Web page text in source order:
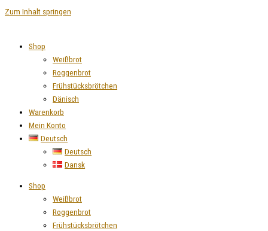
Zum Inhalt springen
Shop
Weißbrot
Roggenbrot
Frühstücksbrötchen
Dänisch
Warenkorb
Mein Konto
Deutsch
Deutsch
Dansk
Shop
Weißbrot
Roggenbrot
Frühstücksbrötchen